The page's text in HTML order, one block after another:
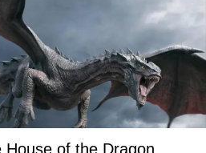
of the Dragon